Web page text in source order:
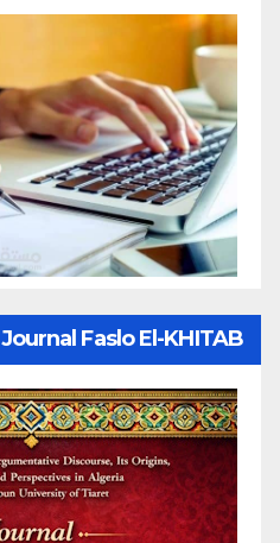
Journal Faslo El-KHITAB